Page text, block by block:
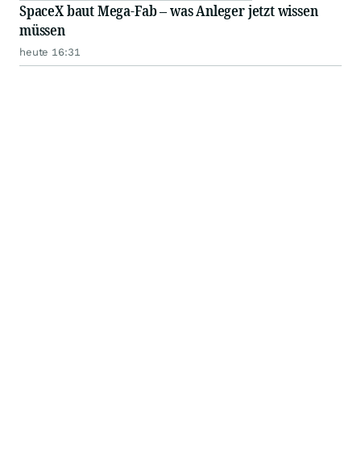
SpaceX baut Mega-Fab – was Anleger jetzt wissen
müssen
heute 16:31